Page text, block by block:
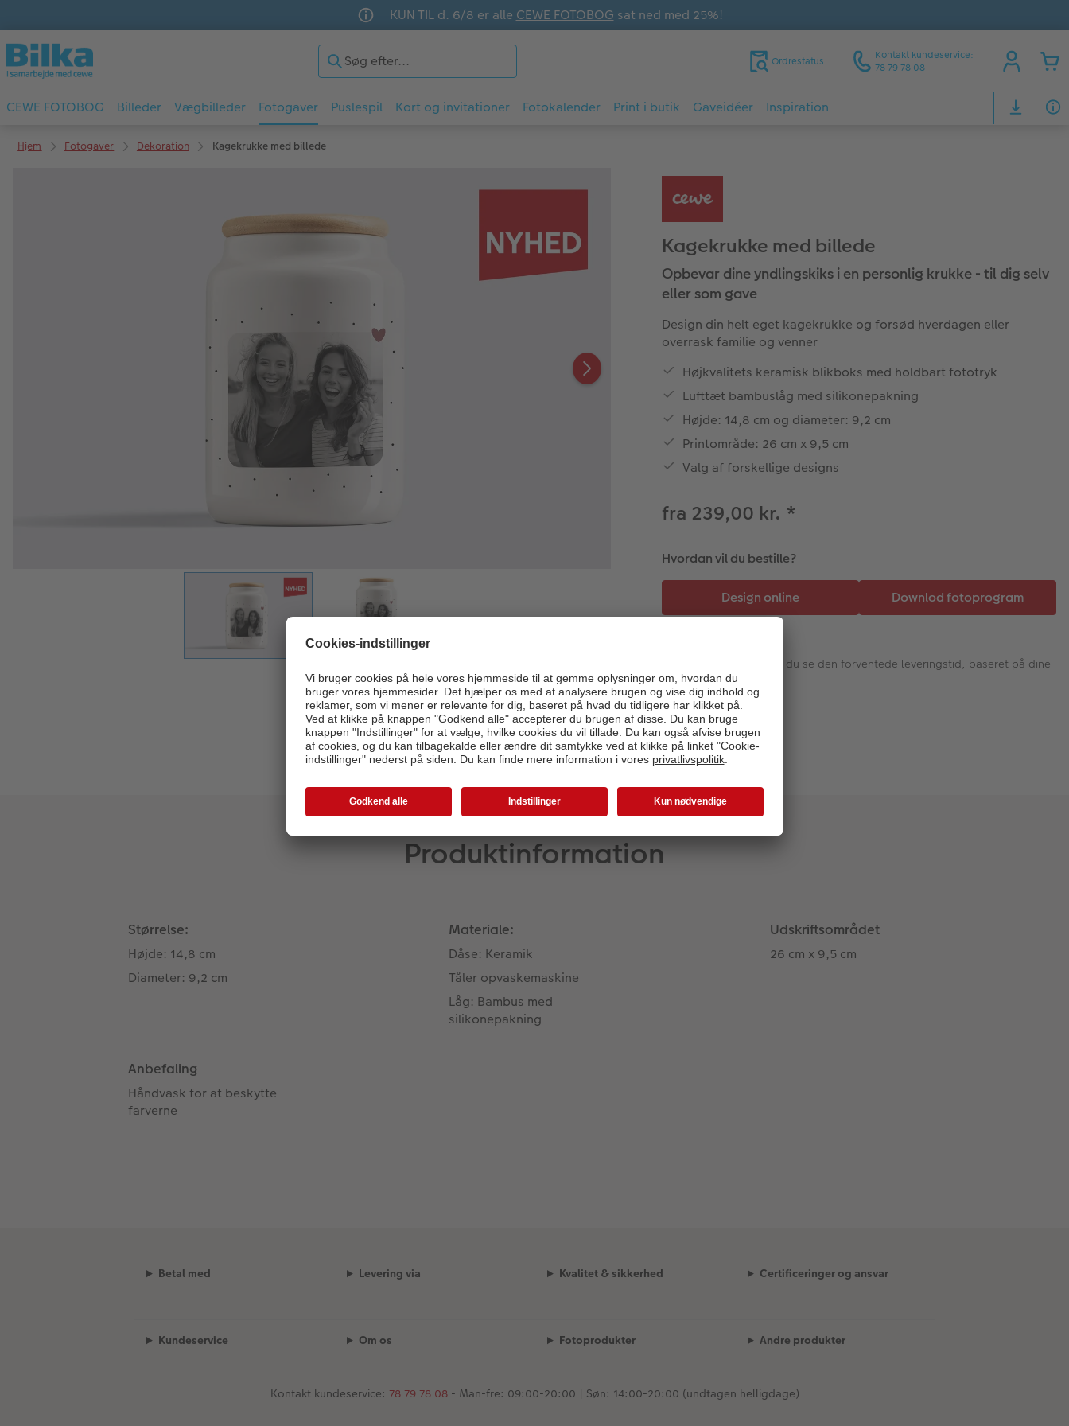
KUN TIL d. 6/8 er alle CEWE FOTOBOG sat ned med 25%!
Ordrestatus
Kontakt kundeservice:
78 79 78 08
CEWE FOTOBOG Billeder Vægbilleder Fotogaver Puslespil Kort og invitationer Fotokalender Print i butik Gaveidéer Inspiration
Hjem Fotogaver Dekoration Kagekrukke med billede
Kagekrukke med billede
Opbevar dine yndlingskiks i en personlig krukke - til dig selv
eller som gave
Design din helt eget kagekrukke og forsød hverdagen eller
overrask familie og venner
Højkvalitets keramisk blikboks med holdbart fototryk
Lufttæt bambuslåg med silikonepakning
Højde: 14,8 cm og diameter: 9,2 cm
Printområde: 26 cm x 9,5 cm
Valg af forskellige designs
fra 239,00 kr. *
Hvordan vil du bestille?
I næste trin vil du se den forventede leveringstid, baseret på dine
valg.
Produktinformation
Størrelse:
Højde: 14,8 cm
Diameter: 9,2 cm
Materiale:
Dåse: Keramik
Tåler opvaskemaskine
Låg: Bambus med
silikonepakning
Udskriftsområdet
26 cm x 9,5 cm
Anbefaling
Håndvask for at beskytte
farverne
Betal med Levering via Kvalitet & sikkerhed Certificeringer og ansvar
Kundeservice Om os Fotoprodukter Andre produkter
Kontakt kundeservice: 78 79 78 08- Man-fre: 09:00-20:00 | Søn: 14:00-20:00 (undtagen helligdage)